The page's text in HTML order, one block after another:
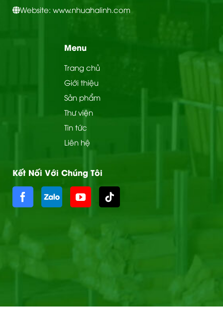
Website: www.nhuahalinh.com
Menu
Trang chủ
Giới thiệu
Sản phẩm
Thư viện
Tin tức
Liên hệ
Kết Nối Với Chúng Tôi